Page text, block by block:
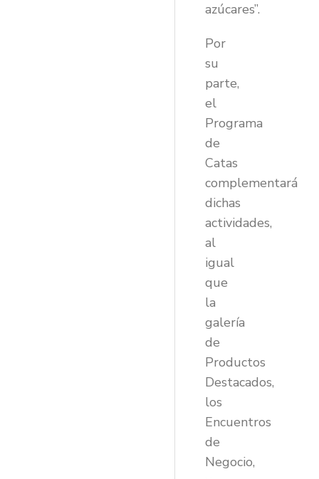
azúcares”.
Por
su
parte,
el
Programa
de
Catas
complementará
dichas
actividades,
al
igual
que
la
galería
de
Productos
Destacados,
los
Encuentros
de
Negocio,